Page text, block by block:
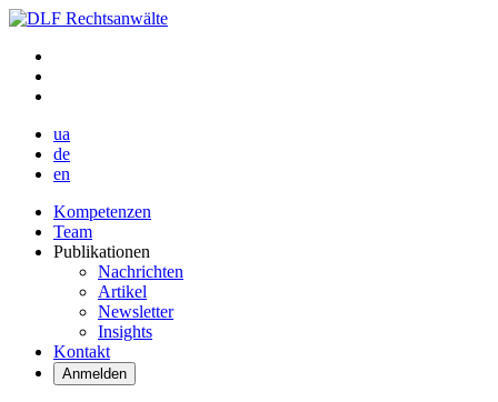
ua
de
en
Kompetenzen
Team
Publikationen
Nachrichten
Artikel
Newsletter
Insights
Kontakt
Anmelden